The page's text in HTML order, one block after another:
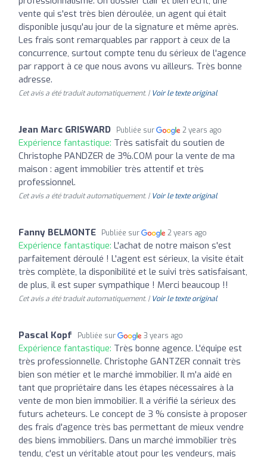
vente qui s'est très bien déroulée, un agent qui était
disponible jusqu'au jour de la signature et même après.
Les frais sont remarquables par rapport à ceux de la
concurrence, surtout compte tenu du sérieux de l'agence
par rapport à ce que nous avons vu ailleurs. Très bonne
adresse.
Cet avis a été traduit automatiquement. | Voir le texte original
Jean Marc GRISWARD Publiée sur 2 years ago
Expérience fantastique: Très satisfait du soutien de
Christophe PANDZER de 3%.COM pour la vente de ma
maison : agent immobilier très attentif et très
professionnel.
Cet avis a été traduit automatiquement. | Voir le texte original
Fanny BELMONTE Publiée sur 2 years ago
Expérience fantastique: L'achat de notre maison s'est
parfaitement déroulé ! L'agent est sérieux, la visite était
très complète, la disponibilité et le suivi très satisfaisant,
de plus, il est super sympathique ! Merci beaucoup !!
Cet avis a été traduit automatiquement. | Voir le texte original
Pascal Kopf Publiée sur 3 years ago
Expérience fantastique: Très bonne agence. L'équipe est
très professionnelle. Christophe GANTZER connaît très
bien son métier et le marché immobilier. Il m'a aidé en
tant que propriétaire dans les étapes nécessaires à la
vente de mon bien immobilier. Il a vérifié la sérieux des
futurs acheteurs. Le concept de 3 % consiste à proposer
des frais d'agence très bas permettant de mieux vendre
des biens immobiliers. Dans un marché immobilier très
tendu, c'est un véritable atout pour les vendeurs, mais